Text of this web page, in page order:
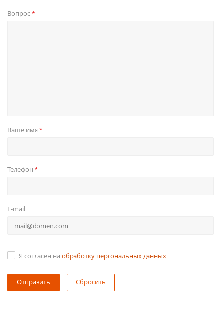
Вопрос*
Ваше имя *
Телефон *
E-mail
Я согласен на обработку персональных данных
Сбросить